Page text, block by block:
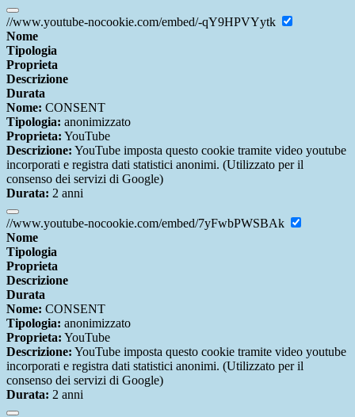
//www.youtube-nocookie.com/embed/-qY9HPVYytk
Nome
Tipologia
Proprieta
Descrizione
Durata
Nome: CONSENT
Tipologia: anonimizzato
Proprieta: YouTube
Descrizione: YouTube imposta questo cookie tramite video youtube
incorporati e registra dati statistici anonimi. (Utilizzato per il
consenso dei servizi di Google)
Durata: 2 anni
//www.youtube-nocookie.com/embed/7yFwbPWSBAk
Nome
Tipologia
Proprieta
Descrizione
Durata
Nome: CONSENT
Tipologia: anonimizzato
Proprieta: YouTube
Descrizione: YouTube imposta questo cookie tramite video youtube
incorporati e registra dati statistici anonimi. (Utilizzato per il
consenso dei servizi di Google)
Durata: 2 anni